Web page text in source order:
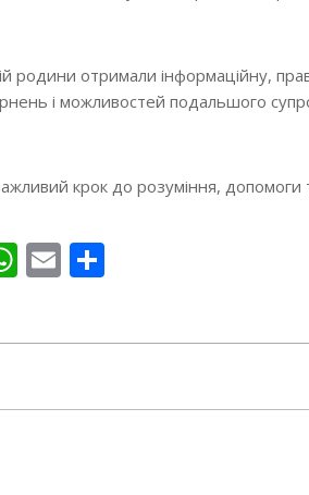
родини отримали інформаційну,
і можливостей подальшого
крок до розуміння,
WhatsApp
Email